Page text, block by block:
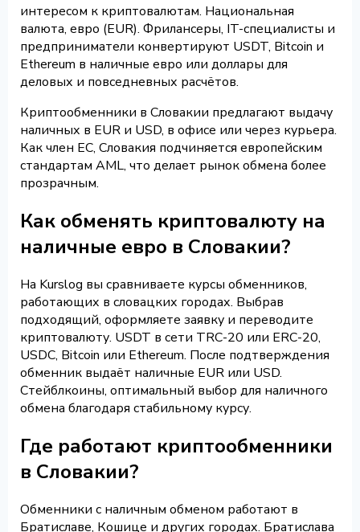
интересом к криптовалютам. Национальная
валюта, евро (EUR). Фрилансеры, IT-специалисты и
предприниматели конвертируют USDT, Bitcoin и
Ethereum в наличные евро или доллары для
деловых и повседневных расчётов.
Криптообменники в Словакии предлагают выдачу
наличных в EUR и USD, в офисе или через курьера.
Как член ЕС, Словакия подчиняется европейским
стандартам AML, что делает рынок обмена более
прозрачным.
Как обменять криптовалюту на
наличные евро в Словакии?
На Kurslog вы сравниваете курсы обменников,
работающих в словацких городах. Выбрав
подходящий, оформляете заявку и переводите
криптовалюту. USDT в сети TRC-20 или ERC-20,
USDC, Bitcoin или Ethereum. После подтверждения
обменник выдаёт наличные EUR или USD.
Стейблкоины, оптимальный выбор для наличного
обмена благодаря стабильному курсу.
Где работают криптообменники
в Словакии?
Обменники с наличным обменом работают в
Братиславе, Кошице и других городах. Братислава